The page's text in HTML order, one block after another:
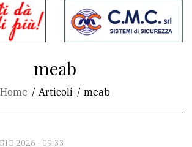
meab
Home Articoli meab
2026 - 09:33